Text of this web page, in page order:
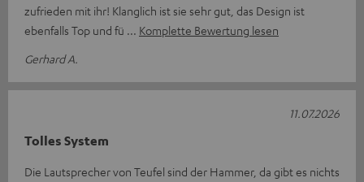
zufrieden mit ihr! Klanglich ist sie sehr gut, das Design ist
ebenfalls Top und fü
Komplette Bewertung lesen
Gerhard A.
Tolles System
Die Lautsprecher von Teufel sind der Hammer, da gibt es nichts
11.07.2026